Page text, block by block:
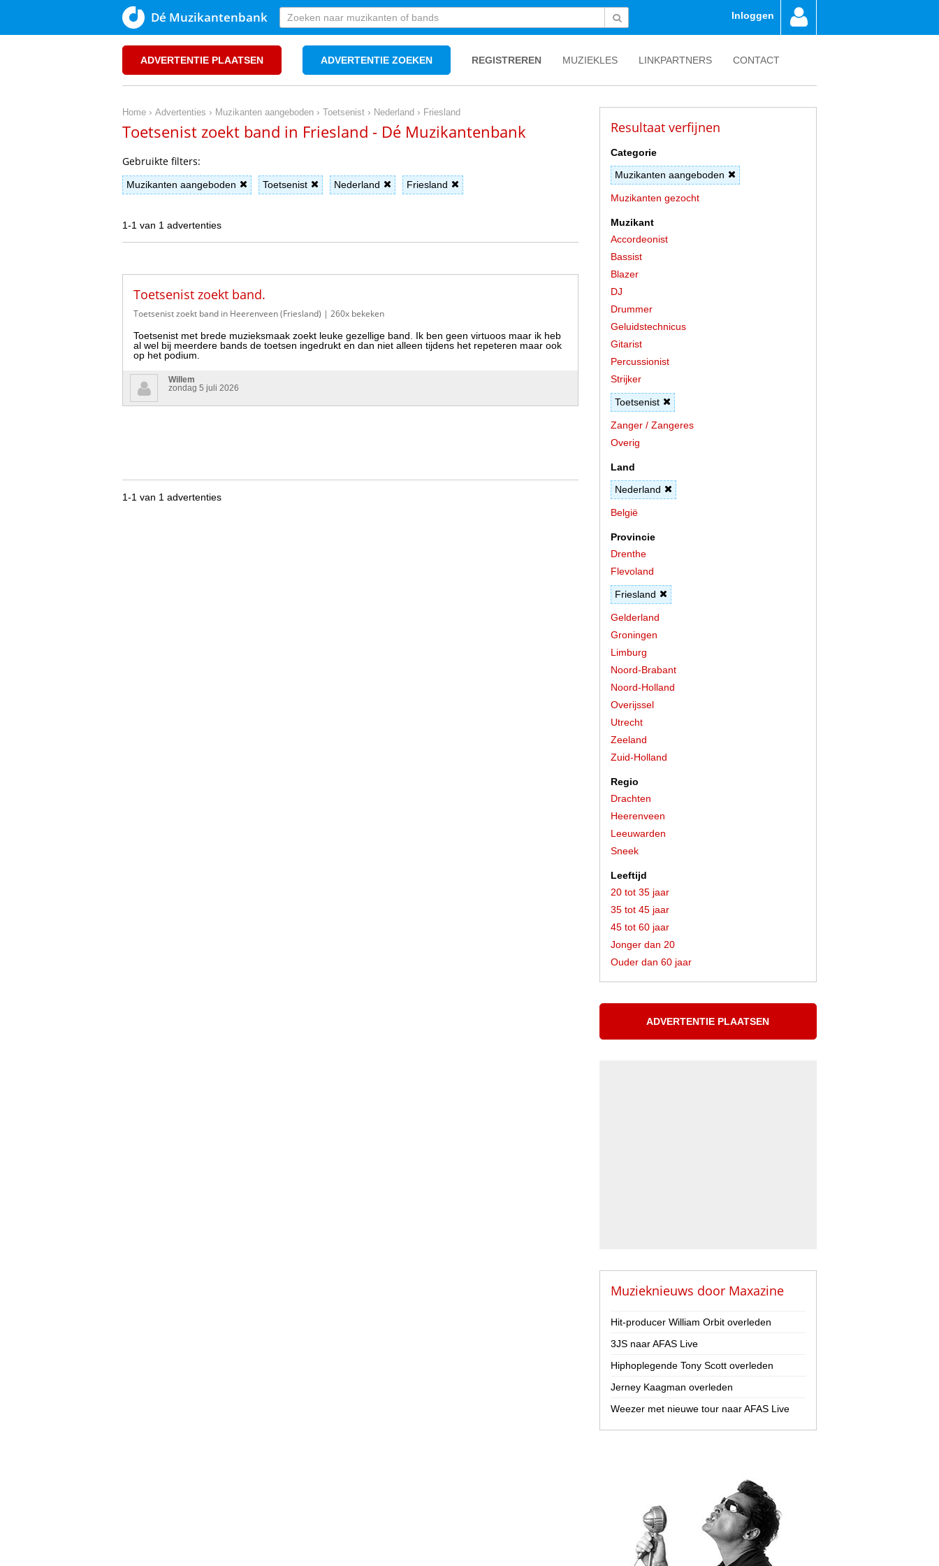
Dé Muzikantenbank Inloggen
ADVERTENTIE PLAATSEN ADVERTENTIE ZOEKEN REGISTREREN MUZIEKLES LINKPARTNERS CONTACT
Home › Advertenties › Muzikanten aangeboden › Toetsenist › Nederland › Friesland
Toetsenist zoekt band in Friesland - Dé Muzikantenbank
Gebruikte filters:
Muzikanten aangeboden Toetsenist Nederland Friesland
1-1 van 1 advertenties
Toetsenist zoekt band.
Toetsenist zoekt band in Heerenveen (Friesland) | 260x bekeken
Toetsenist met brede muzieksmaak zoekt leuke gezellige band. Ik ben geen virtuoos maar ik heb
al wel bij meerdere bands de toetsen ingedrukt en dan niet alleen tijdens het repeteren maar ook
op het podium.
Willem
zondag 5 juli 2026
1-1 van 1 advertenties
Resultaat verfijnen
Categorie
Muzikanten aangeboden
Muzikanten gezocht
Muzikant
Accordeonist
Bassist
Blazer
DJ
Drummer
Geluidstechnicus
Gitarist
Percussionist
Strijker
Toetsenist
Zanger / Zangeres
Overig
Land
Nederland
België
Provincie
Drenthe
Flevoland
Friesland
Gelderland
Groningen
Limburg
Noord-Brabant
Noord-Holland
Overijssel
Utrecht
Zeeland
Zuid-Holland
Regio
Drachten
Heerenveen
Leeuwarden
Sneek
Leeftijd
20 tot 35 jaar
35 tot 45 jaar
45 tot 60 jaar
Jonger dan 20
Ouder dan 60 jaar
ADVERTENTIE PLAATSEN
Muzieknieuws door Maxazine
Hit-producer William Orbit overleden
3JS naar AFAS Live
Hiphoplegende Tony Scott overleden
Jerney Kaagman overleden
Weezer met nieuwe tour naar AFAS Live